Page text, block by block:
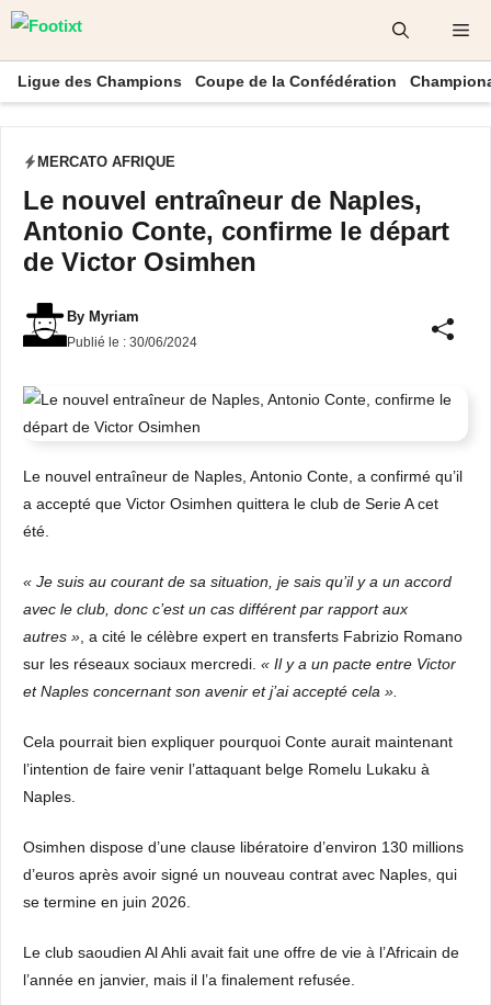
Aller
contenu
Ligue des Champions Coupe de la Confédération
MERCATO AFRIQUE
Le nouvel entraîneur de Naples,
Antonio Conte, confirme le départ
de Victor Osimhen
By Myriam
Publié le : 30/06/2024
Le nouvel entraîneur de Naples, Antonio Conte, a confirmé qu’il
a accepté que Victor Osimhen quittera le club de Serie A cet
été.
« Je suis au courant de sa situation, je sais qu’il y a un accord
avec le club, donc c’est un cas différent par rapport aux
autres » , a cité le célèbre expert en transferts Fabrizio Romano
sur les réseaux sociaux mercredi. « Il y a un pacte entre Victor
et Naples concernant son avenir et j’ai accepté cela ».
Cela pourrait bien expliquer pourquoi Conte aurait maintenant
l’intention de faire venir l’attaquant belge Romelu Lukaku à
Naples.
Osimhen dispose d’une clause libératoire d’environ 130 millions
d’euros après avoir signé un nouveau contrat avec Naples, qui
se termine en juin 2026.
Le club saoudien Al Ahli avait fait une offre de vie à l’Africain de
l’année en janvier, mais il l’a finalement refusée.